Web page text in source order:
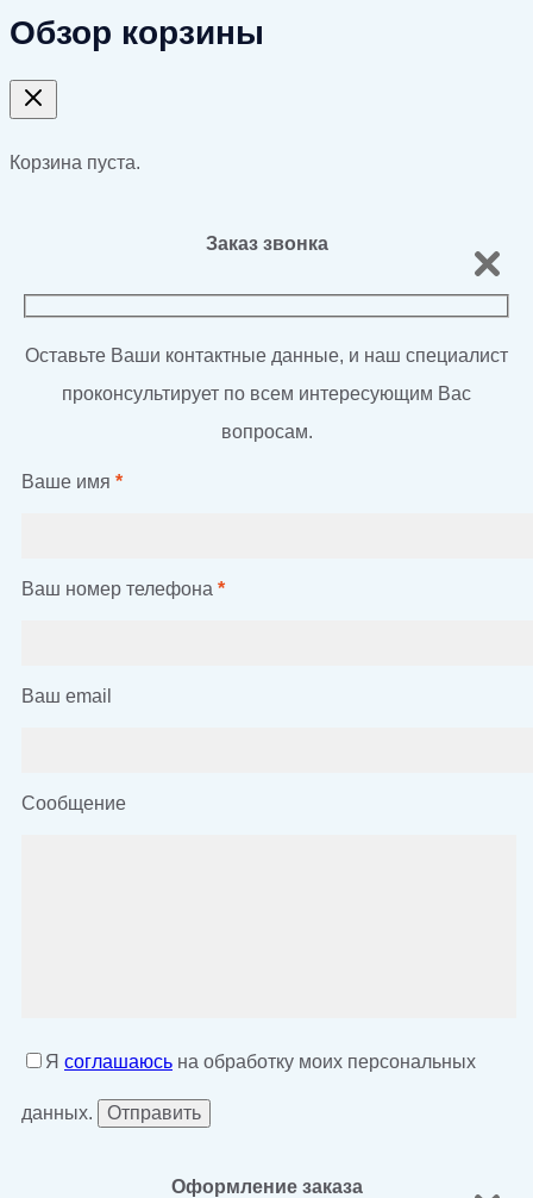
Обзор корзины
Корзина пуста.
Заказ звонка
Оставьте Ваши контактные данные, и наш специалист
проконсультирует по всем интересующим Вас
вопросам.
Ваше имя *
Ваш номер телефона *
Ваш email
Сообщение
Я соглашаюсь на обработку моих персональных
данных.
Оформление заказа